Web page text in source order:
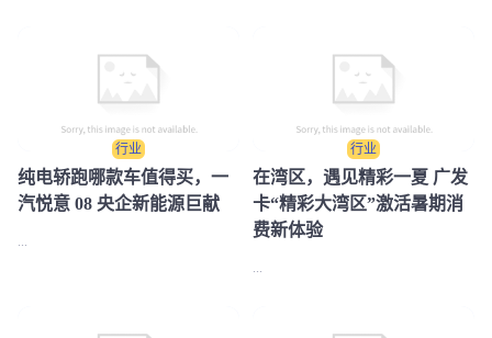
行业
纯电轿跑哪款车值得买，一
汽悦意 08 央企新能源巨献
行业
在湾区，遇见精彩一夏 广发
卡“精彩大湾区”激活暑期消
费新体验